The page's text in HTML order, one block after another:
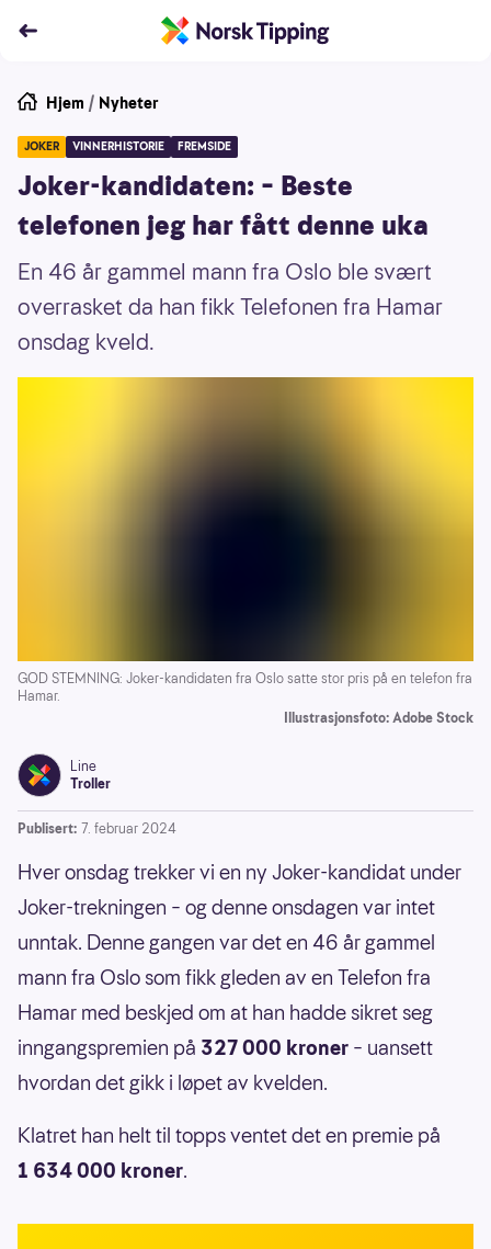
Hjem / Nyheter
JOKER VINNERHISTORIE FREMSIDE
Joker-kandidaten: – Beste
telefonen jeg har fått denne uka
En 46 år gammel mann fra Oslo ble svært
overrasket da han fikk Telefonen fra Hamar
onsdag kveld.
GOD STEMNING: Joker-kandidaten fra Oslo satte stor pris på en telefon fra
Hamar.
Illustrasjonsfoto: Adobe Stock
Line
Troller
Publisert: 7. februar 2024
Hver onsdag trekker vi en ny Joker-kandidat under
Joker-trekningen – og denne onsdagen var intet
unntak. Denne gangen var det en 46 år gammel
mann fra Oslo som fikk gleden av en Telefon fra
Hamar med beskjed om at han hadde sikret seg
inngangspremien på 327 000 kroner – uansett
hvordan det gikk i løpet av kvelden.
Klatret han helt til topps ventet det en premie på
1 634 000 kroner.